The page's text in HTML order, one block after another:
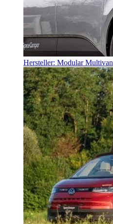
Hersteller: Modular Multivan